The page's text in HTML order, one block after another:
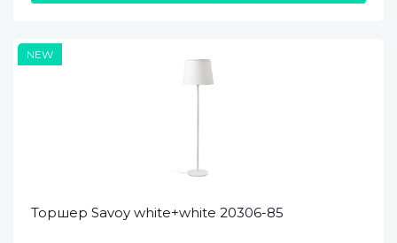
NEW
Торшер Savoy white+white 20306-85